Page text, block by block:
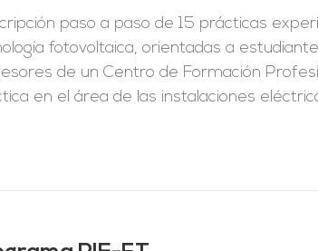
paso a paso de 15 prácticas
fotovoltaica, orientadas a
de un Centro de Formación
en el área de las instalaciones